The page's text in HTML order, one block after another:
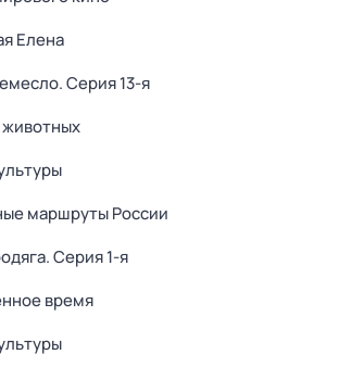
Елена
. Серия 13-я
маршруты России
. Серия 1-я
время